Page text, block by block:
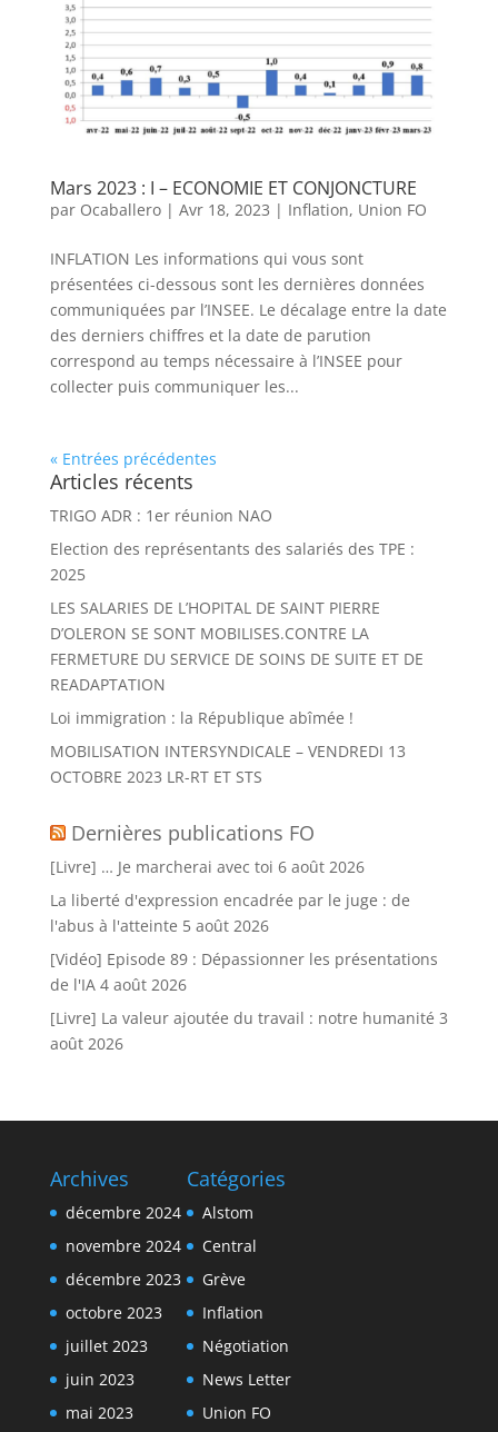
Mars 2023 : I – ECONOMIE ET CONJONCTURE
par Ocaballero| Avr 18, 2023 | Inflation, Union FO
INFLATION Les informations qui vous sont
présentées ci-dessous sont les dernières données
communiquées par l’INSEE. Le décalage entre la date
des derniers chiffres et la date de parution
correspond au temps nécessaire à l’INSEE pour
collecter puis communiquer les...
« Entrées précédentes
Articles récents
TRIGO ADR : 1er réunion NAO
Election des représentants des salariés des TPE :
2025
LES SALARIES DE L’HOPITAL DE SAINT PIERRE
D’OLERON SE SONT MOBILISES.CONTRE LA
FERMETURE DU SERVICE DE SOINS DE SUITE ET DE
READAPTATION
Loi immigration : la République abîmée !
MOBILISATION INTERSYNDICALE – VENDREDI 13
OCTOBRE 2023 LR-RT ET STS
Dernières publications FO
[Livre] … Je marcherai avec toi 6 août 2026
La liberté d'expression encadrée par le juge : de
l'abus à l'atteinte 5 août 2026
[Vidéo] Episode 89 : Dépassionner les présentations
de l'IA 4 août 2026
[Livre] La valeur ajoutée du travail : notre humanité 3
août 2026
Archives
décembre 2024
novembre 2024
décembre 2023
octobre 2023
juillet 2023
juin 2023
mai 2023
Catégories
Alstom
Central
Grève
Inflation
Négotiation
News Letter
Union FO